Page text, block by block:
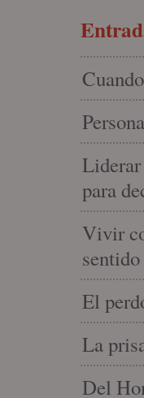
para
Vivir
El
La
Del